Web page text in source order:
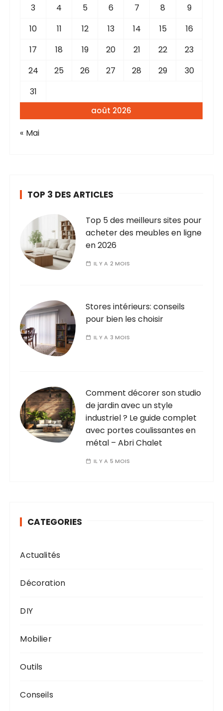
août 2026
3
4 5 6 7 8
9
10
11 12 13 14 15
16
17
18 19 20 21 22
23
24
25 26 27 28 29
30
31
« Mai
TOP 3 DES ARTICLES
Top 5 des meilleurs sites pour
acheter des meubles en ligne
en 2026
IL Y A 2 MOIS
Stores intérieurs: conseils
pour bien les choisir
IL Y A 3 MOIS
Comment décorer son studio
de jardin avec un style
industriel ? Le guide complet
avec portes coulissantes en
métal – Abri Chalet
IL Y A 5 MOIS
CATEGORIES
Actualités
Décoration
DIY
Mobilier
Outils
Conseils